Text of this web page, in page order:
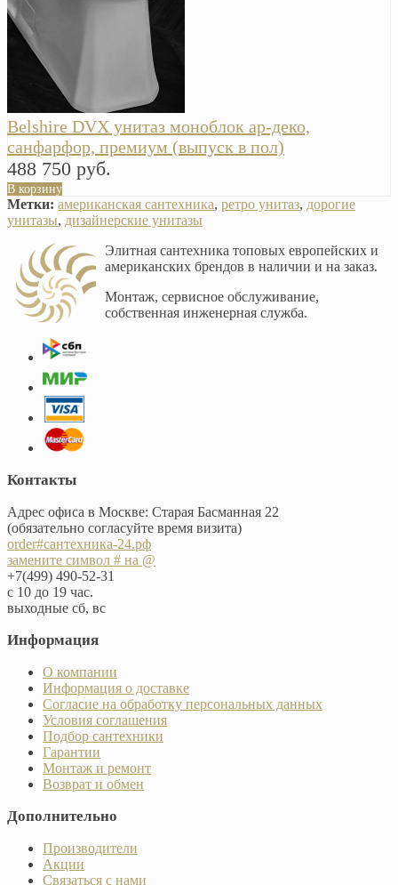
Belshire DVX унитаз моноблок ар-деко,
санфарфор, премиум (выпуск в пол)
488 750 руб.
В корзину
Метки: американская сантехника, ретро унитаз, дорогие
унитазы, дизайнерские унитазы
Элитная сантехника топовых европейских и
американских брендов в наличии и на заказ.
Монтаж, сервисное обслуживание,
собственная инженерная служба.
Контакты
Адрес офиса в Москве: Старая Басманная 22
(обязательно согласуйте время визита)
order#сантехника-24.рф
замените символ # на @
+7(499) 490-52-31
с 10 до 19 час.
выходные сб, вс
Информация
О компании
Информация о доставке
Согласие на обработку персональных данных
Условия соглашения
Подбор сантехники
Гарантии
Монтаж и ремонт
Возврат и обмен
Дополнительно
Производители
Акции
Связаться с нами